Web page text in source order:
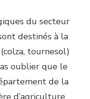
du secteur
destinés à la
tournesol)
oublier que le
de la